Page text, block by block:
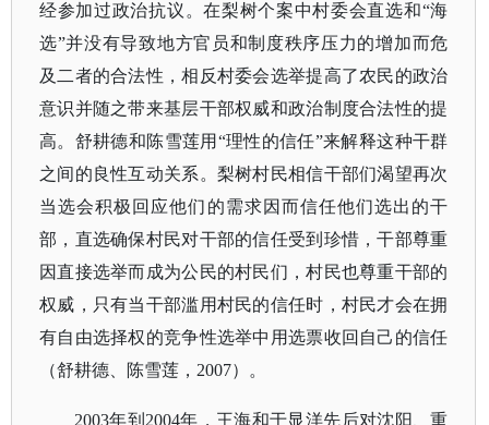
经参加过政治抗议。在梨树个案中村委会直选和“海
选”并没有导致地方官员和制度秩序压力的增加而危
及二者的合法性，相反村委会选举提高了农民的政治
意识并随之带来基层干部权威和政治制度合法性的提
高。舒耕德和陈雪莲用“理性的信任”来解释这种干群
之间的良性互动关系。梨树村民相信干部们渴望再次
当选会积极回应他们的需求因而信任他们选出的干
部，直选确保村民对干部的信任受到珍惜，干部尊重
因直接选举而成为公民的村民们，村民也尊重干部的
权威，只有当干部滥用村民的信任时，村民才会在拥
有自由选择权的竞争性选举中用选票收回自己的信任
（舒耕德、陈雪莲，2007）。
2003年到2004年，王海和于显洋先后对沈阳、重